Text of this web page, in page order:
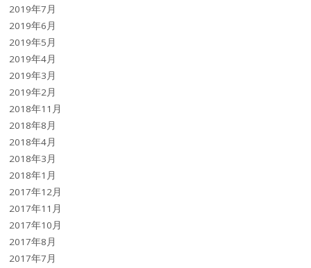
2019年7月
2019年6月
2019年5月
2019年4月
2019年3月
2019年2月
2018年11月
2018年8月
2018年4月
2018年3月
2018年1月
2017年12月
2017年11月
2017年10月
2017年8月
2017年7月